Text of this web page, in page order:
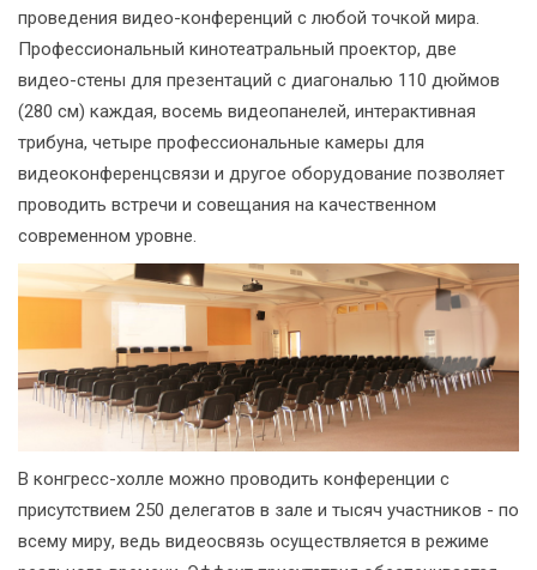
проведения видео-конференций с любой точкой мира.
Профессиональный кинотеатральный проектор, две
видео-стены для презентаций с диагональю 110 дюймов
(280 см) каждая, восемь видеопанелей, интерактивная
трибуна, четыре профессиональные камеры для
видеоконференцсвязи и другое оборудование позволяет
проводить встречи и совещания на качественном
современном уровне.
В конгресс-холле можно проводить конференции с
присутствием 250 делегатов в зале и тысяч участников - по
всему миру, ведь видеосвязь осуществляется в режиме